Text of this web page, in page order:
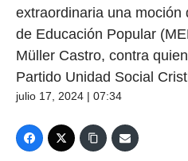
extraordinaria una moción
de Educación Popular
Müller Castro, contra
Partido Unidad Social
julio 17, 2024 | 07:34